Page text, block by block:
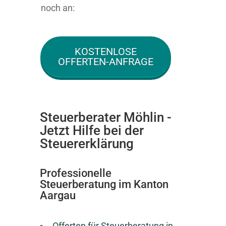
noch an:
KOSTENLOSE
OFFERTEN-ANFRAGE
Steuerberater Möhlin -
Jetzt Hilfe bei der
Steuererklärung
Professionelle
Steuerberatung im Kanton
Aargau